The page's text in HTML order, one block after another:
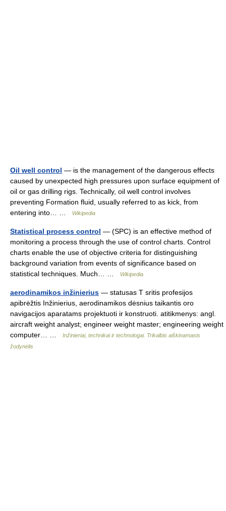
Oil well control — is the management of the dangerous effects
caused by unexpected high pressures upon surface equipment of
oil or gas drilling rigs. Technically, oil well control involves
preventing Formation fluid, usually referred to as kick, from
entering into… …
Wikipedia
Statistical process control — (SPC) is an effective method of
monitoring a process through the use of control charts. Control
charts enable the use of objective criteria for distinguishing
background variation from events of significance based on
statistical techniques. Much… …
Wikipedia
aerodinamikos inžinierius — statusas T sritis profesijos
apibrėžtis Inžinierius, aerodinamikos dėsnius taikantis oro
navigacijos aparatams projektuoti ir konstruoti. atitikmenys: angl.
aircraft weight analyst; engineer weight master; engineering weight
computer… …
Inžinieriai, technikai ir technologai. Trikalbis aiškinamasis
žodynėlis